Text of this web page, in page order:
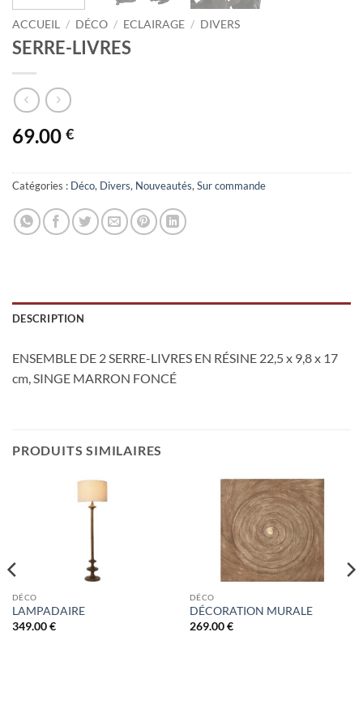
ACCUEIL / DÉCO / ECLAIRAGE / DIVERS
SERRE-LIVRES
69.00 €
Catégories : Déco, Divers, Nouveautés, Sur commande
DESCRIPTION
ENSEMBLE DE 2 SERRE-LIVRES EN RÉSINE 22,5 x 9,8 x 17
cm, SINGE MARRON FONCÉ
PRODUITS SIMILAIRES
DÉCO
LAMPADAIRE
349.00€
DÉCO
DÉCORATION MURALE
269.00€